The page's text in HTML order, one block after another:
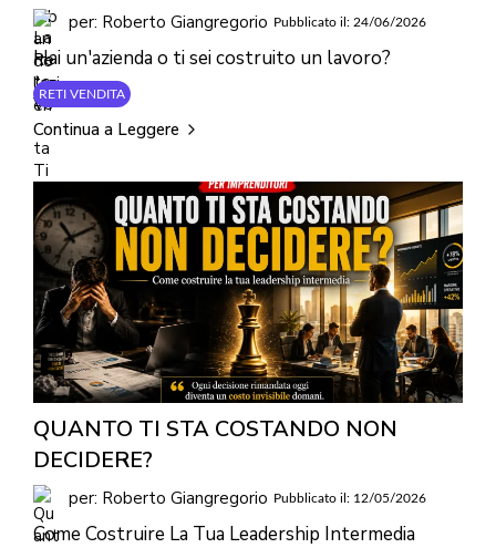
per: Roberto Giangregorio Pubblicato il: 24/06/2026
Hai un'azienda o ti sei costruito un lavoro?
RETI VENDITA
Continua a Leggere
QUANTO TI STA COSTANDO NON
DECIDERE?
per: Roberto Giangregorio Pubblicato il: 12/05/2026
Come Costruire La Tua Leadership Intermedia